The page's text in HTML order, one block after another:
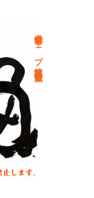
総合文学ウェブ情報誌 文学金魚